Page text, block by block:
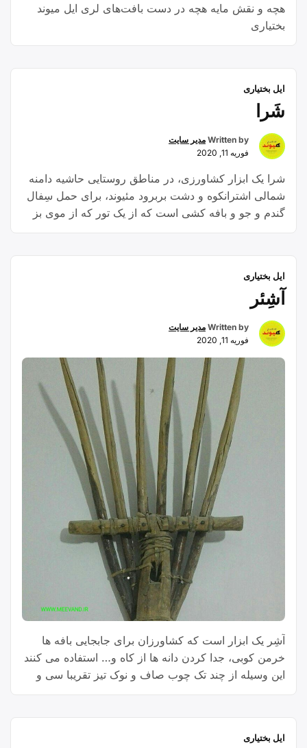
هچه و نقش مایه هچه در دست بافت‌های لری ایل میوند
بختیاری
ایل بختیاری
شَرا
Written by مدیر سایت
فوریه 11, 2020
شرا یک ابزار کشاورزی، در مناطق روستایی حاشیه دامنه
شمالی اشترانکوه و دشت بربرود مئیوند، برای حمل سِفال
گندم و جو و بافه کشی است که از یک تور که از موی بز
ایل بختیاری
آشِئر
Written by مدیر سایت
فوریه 11, 2020
آشِر یک ابزار است که کشاورزان برای جابجایی بافه ها
خرمن کوبی، جدا کردن دانه ها از کاه و… استفاده می کنند
این وسیله از چند تک چوب صاف و نوک تیز تقریبا سی و
ایل بختیاری